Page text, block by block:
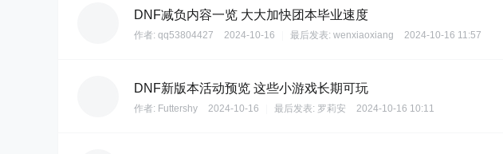
DNF减负内容一览 大大加快团本毕业速度
作者: qq53804427 2024-10-16 最后发表: wenxiaoxiang 2024-10-16 11:57
DNF新版本活动预览 这些小游戏长期可玩
作者: Futtershy 2024-10-16 最后发表: 罗莉安 2024-10-16 10:11